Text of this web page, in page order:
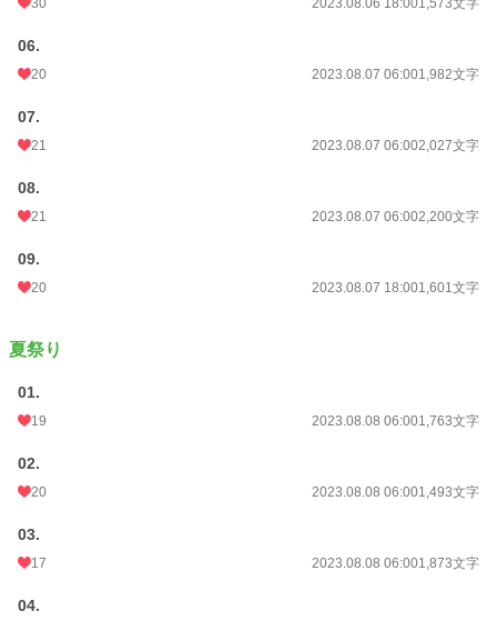
30 2023.08.06 18:001,573文字
06.
20 2023.08.07 06:001,982文字
07.
21 2023.08.07 06:002,027文字
08.
21 2023.08.07 06:002,200文字
09.
20 2023.08.07 18:001,601文字
夏祭り
01.
19 2023.08.08 06:001,763文字
02.
20 2023.08.08 06:001,493文字
03.
17 2023.08.08 06:001,873文字
04.